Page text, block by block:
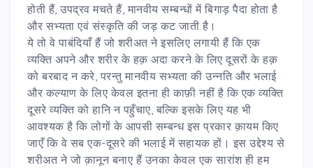
होती हैं, उपद्रव मचते हैं, मानवीय सम्बन्धों में बिगाड़ पैदा होता है
और सभ्यता एवं संस्कृति की जड़ कट जाती है।
ये तो वे पाबंदियाँ हैं जो शरीअत ने इसलिए लगायी हैं कि एक
व्यक्ति अपने और शरीर के हक़ अदा करने के लिए दूसरों के हक़
को बरबाद न करे, परन्तु मानवीय सभ्यता की उन्नति और भलाई
और कल्याण के लिए केवल इतना ही काफ़ी नहीं है कि एक व्यक्ति
दूसरे व्यक्ति को हानि न पहुँचाए, बल्कि इसके लिए यह भी
आवश्यक है कि लोगों के आपसी सम्बन्ध इस प्रकार क़ायम किए
जाएँ कि वे सब एक-दूसरे की भलाई में सहायक हों। इस उद्देश्य से
शरीअत ने जो क़ानून बनाए हैं उनका केवल एक सारांश ही हम